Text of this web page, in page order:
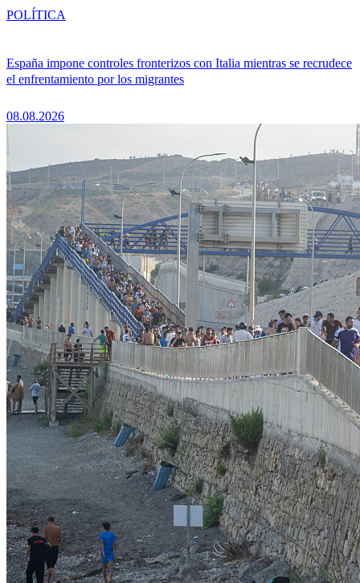
España impone controles fronterizos con Italia mientras se recrudece
el enfrentamiento por los migrantes
08.08.2026
POLÍTICA